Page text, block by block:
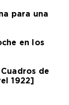
para una
en los
Cuadros de
1922]